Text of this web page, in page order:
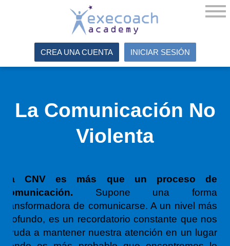
CREA UNA CUENTA INICIAR SESIÓN
La Comunicación No
Violenta
La CNV es más que un proceso de
comunicación. Supone una forma
transformadora de comunicarse.A un nivel más
profundo, es un recordatorio constante que nos
ayuda a mantener nuestra atención en un lugar